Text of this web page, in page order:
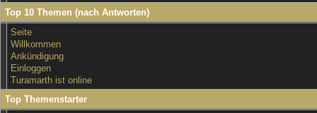
Top 10 Themen (nach Antworten)
Seite
Willkommen
Ankündigung
Einloggen
Turamarth ist online
Top Themenstarter